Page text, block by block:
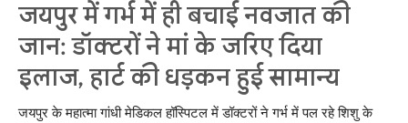
राजस्थान
राजनीति
क्राइम
जयपुर में गर्भ में ही बचाई नवजात की
जान: डॉक्टरों ने मां के जरिए दिया
इलाज, हार्ट की धड़कन हुई सामान्य
जयपुर के महात्मा गांधी मेडिकल हॉस्पिटल में डॉक्टरों ने गर्भ में पल रहे शिशु के